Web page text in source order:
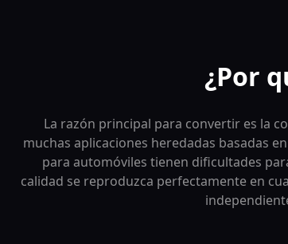
¿Por
La razón principal para convertir es la
muchas aplicaciones heredadas basadas
para automóviles tienen dificultades
calidad se reproduzca perfectamente en